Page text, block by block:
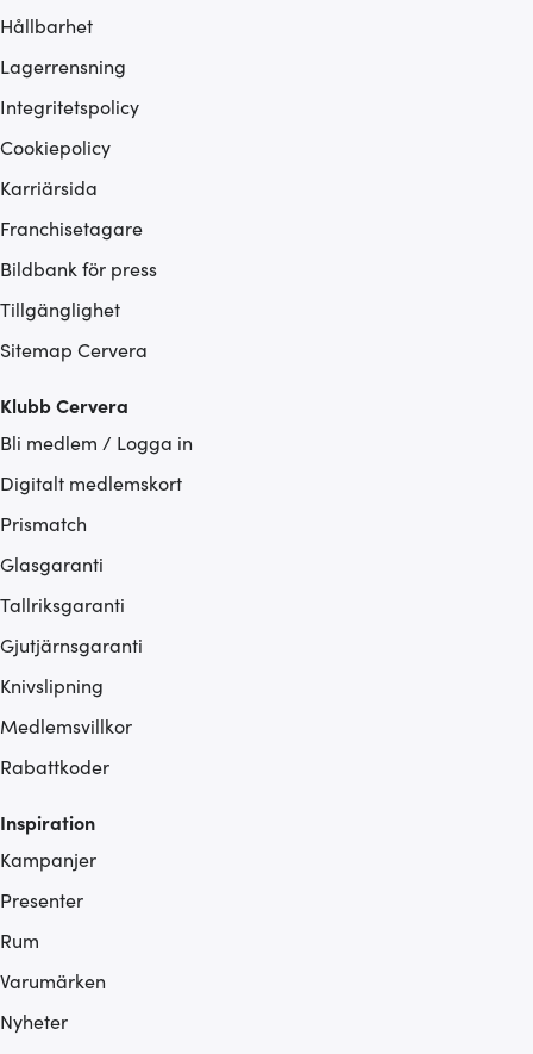
Hållbarhet
Lagerrensning
Integritetspolicy
Cookiepolicy
Karriärsida
Franchisetagare
Bildbank för press
Tillgänglighet
Sitemap Cervera
Klubb Cervera
Bli medlem / Logga in
Digitalt medlemskort
Prismatch
Glasgaranti
Tallriksgaranti
Gjutjärnsgaranti
Knivslipning
Medlemsvillkor
Rabattkoder
Inspiration
Kampanjer
Presenter
Rum
Varumärken
Nyheter